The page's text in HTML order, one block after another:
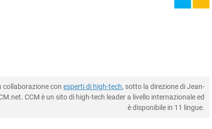
collaborazione con esperti di high-tech, sotto la direzione di Jean-
CCM è un sito di high-tech leader a livello internazionale ed
è disponibile in 11 lingue.